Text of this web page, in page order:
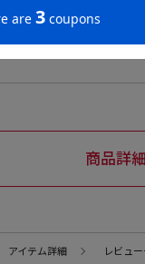
170cm
商品詳
アイテム詳細 レビュ